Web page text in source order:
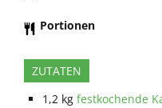
Portionen
ZUTATEN
1,2 kg festkochende